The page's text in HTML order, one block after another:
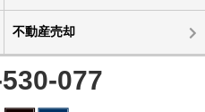
不動産売却
077